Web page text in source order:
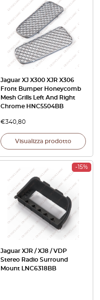
Jaguar XJ X300 XJR X306
Front Bumper Honeycomb
Mesh Grills Left And Right
Chrome HNC5504BB
€340,80
Visualizza prodotto
-15%
Jaguar XJR / XJ8 / VDP
Stereo Radio Surround
Mount LNC6318BB